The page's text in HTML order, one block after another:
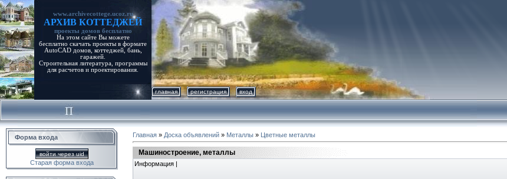
www.archivecottege.ucoz.ru
АРХИВ КОТТЕДЖЕЙ
проекты домов бесплатно
На этом сайте Вы можете
бесплатно скачать проекты в формате
AutoCAD домов, коттеджей, бань,
гаражей.
Строительная литература, программы
для расчетов и проектирования.
главная регистрация вход
Форма входа
войти через uid
Старая форма входа
Главная » Доска объявлений » Металлы » Цветные металлы
Машиностроение, металлы
Информация |